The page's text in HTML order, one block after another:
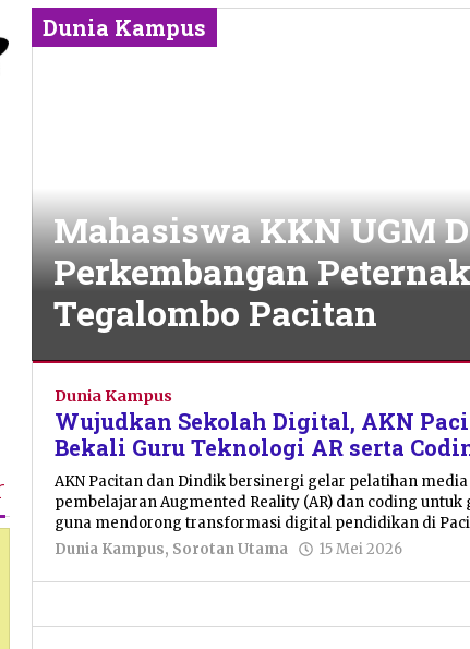
Mahasiswa KKN UGM
Perkembangan
Tegalombo Pacitan
Kampus,
Sorotan
Utama
Agustus
2026
oleh
Sulthan
Shalahuddin
Dunia Kampus
Dunia Kampus
Wujudkan Sekolah Digital, AKN
Bekali Guru Teknologi AR serta
AKN Pacitan dan Dindik bersinergi gelar pelatihan media
pembelajaran Augmented Reality (AR) dan coding untuk
guna mendorong transformasi digital pendidikan di
Dunia Kampus, Sorotan Utama 15 Mei 2026